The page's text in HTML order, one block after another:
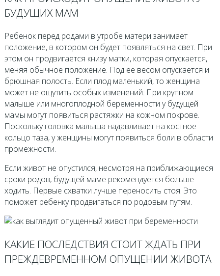
БУДУЩИХ МАМ
Ребенок перед родами в утробе матери занимает
положение, в котором он будет появляться на свет. При
этом он продвигается книзу матки, которая опускается,
меняя обычное положение. Под ее весом опускается и
брюшная полость. Если плод маленький, то женщина
может не ощутить особых изменений. При крупном
малыше или многоплодной беременности у будущей
мамы могут появиться растяжки на кожном покрове.
Поскольку головка малыша надавливает на костное
кольцо таза, у женщины могут появиться боли в области
промежности.
Если живот не опустился, несмотря на приближающиеся
сроки родов, будущей маме рекомендуется больше
ходить. Первые схватки лучше переносить стоя. Это
поможет ребенку продвигаться по родовым путям.
КАКИЕ ПОСЛЕДСТВИЯ СТОИТ ЖДАТЬ ПРИ
ПРЕЖДЕВРЕМЕННОМ ОПУЩЕНИИ ЖИВОТА